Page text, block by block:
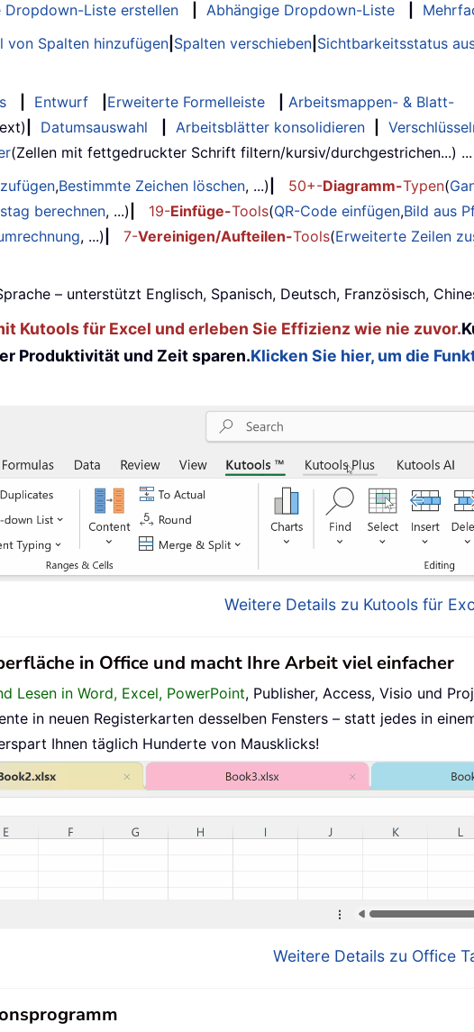
Dropdown-Liste erstellen Abhängige Dropdown-Liste
von Spalten hinzufügen Spalten verschieben Sichtbarkeitsstatus
Entwurf Erweiterte Formelleiste
Arbeitsmappen- & Blatt-
Datumsauswahl Arbeitsblätter konsolidieren
(Zellen mit fettgedruckter Schrift filtern/kursiv/durchgestrichen...) ...
,Bestimmte Zeichen löschen, ...) 50+-Diagramm-Typen(
berechnen, ...) 19-Einfüge-Tools(QR-Code einfügen,Bild aus
, ...) 7-Vereinigen/Aufteilen-Tools(Erweiterte Zeilen
– unterstützt Englisch, Spanisch, Deutsch, Französisch,
Kutools für Excel und erleben Sie Effizienz wie nie zuvor.
Produktivität und Zeit sparen.Klicken Sie hier, um die
Weitere Details zu Kutools für
in Office und macht Ihre Arbeit viel einfacher
Lesen in Word, Excel, PowerPoint, Publisher, Access, Visio und
in neuen Registerkarten desselben Fensters – statt jedes in
Ihnen täglich Hunderte von Mausklicks!
Weitere Details zu Office